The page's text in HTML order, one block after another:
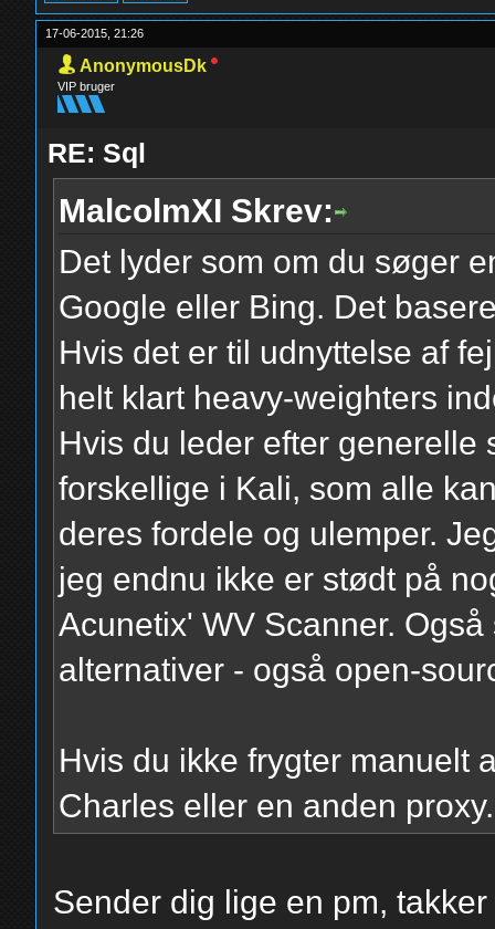
17-06-2015, 21:26
AnonymousDk
VIP bruger
RE: Sql
MalcolmXI Skrev:
Det lyder som om du søger
Google eller Bing. Det
Hvis det er til udnyttelse af
helt klart heavy-weighters
Hvis du leder efter generelle
forskellige i Kali, som alle
deres fordele og ulemper.
jeg endnu ikke er stødt på
Acunetix' WV Scanner.
alternativer - også open-
Hvis du ikke frygter manuelt
Charles eller en anden proxy.
Sender dig lige en pm,